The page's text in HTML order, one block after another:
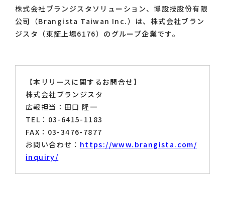
株式会社ブランジスタソリューション、博設技股份有限
公司（Brangista Taiwan Inc.）は、株式会社ブラン
ジスタ（東証上場6176）のグループ企業です。
【本リリースに関するお問合せ】
株式会社ブランジスタ
広報担当：田口 隆一
TEL：03-6415-1183
FAX：03-3476-7877
お問い合わせ： https://www.brangista.com/
inquiry/